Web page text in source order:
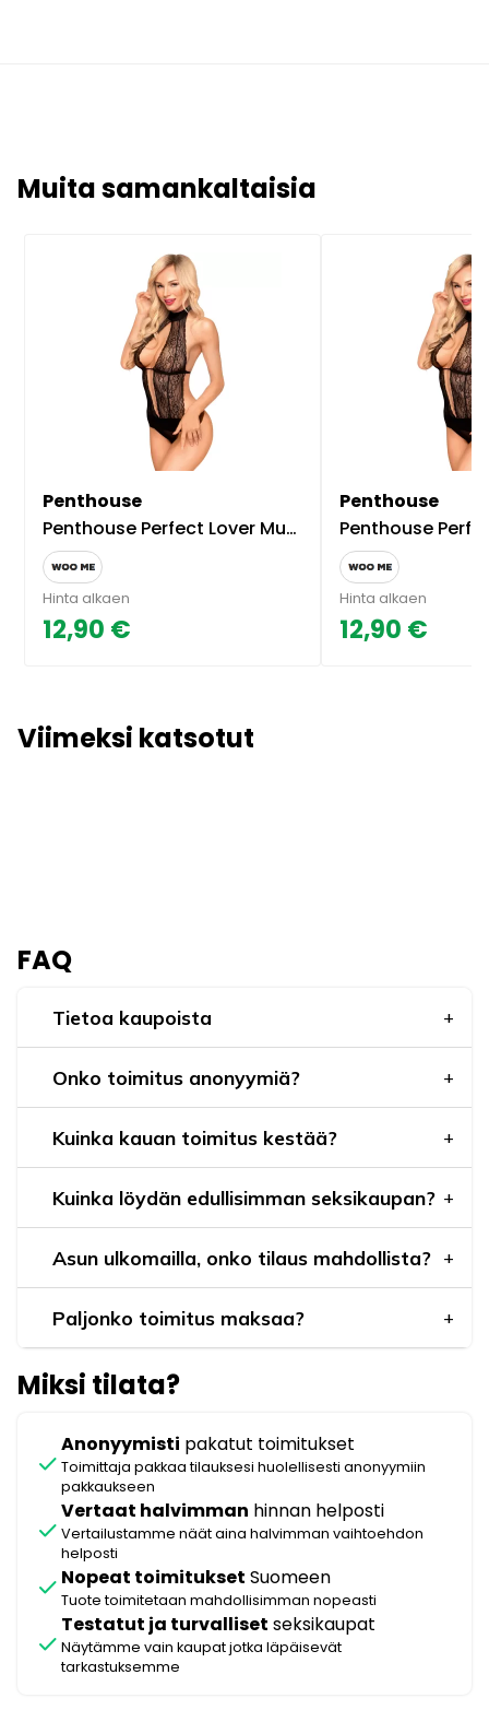
Muita samankaltaisia
Penthouse
Penthouse Perfect Lover Musta Body - Musta - S/M
Hinta alkaen
12,90 €
Penthouse
Penthouse Perfect Lover
Hinta alkaen
12,90 €
Viimeksi katsotut
FAQ
Tietoa kaupoista
Onko toimitus anonyymiä?
Kuinka kauan toimitus kestää?
Kuinka löydän edullisimman seksikaupan?
Asun ulkomailla, onko tilaus mahdollista?
Paljonko toimitus maksaa?
Miksi tilata?
check
Anonyymisti pakatut toimitukset
Toimittaja pakkaa tilauksesi huolellisesti anonyymiin
pakkaukseen
check
Vertaat halvimman hinnan helposti
Vertailustamme näät aina halvimman vaihtoehdon
helposti
check Nopeat toimitukset Suomeen
Tuote toimitetaan mahdollisimman nopeasti
check
Testatut ja turvalliset seksikaupat
Näytämme vain kaupat jotka läpäisevät
tarkastuksemme